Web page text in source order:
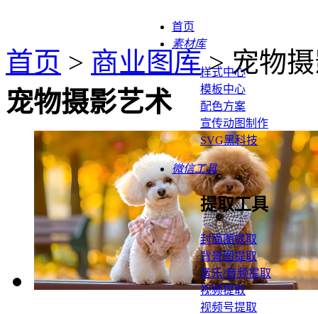
首页
素材库
样式中心
模板中心
配色方案
宣传动图制作
SVG黑科技
微信工具
提取工具
封面图提取
背景图提取
音乐/音频提取
视频提取
视频号提取
首页 > 商业图库> 宠物
宠物摄影艺术